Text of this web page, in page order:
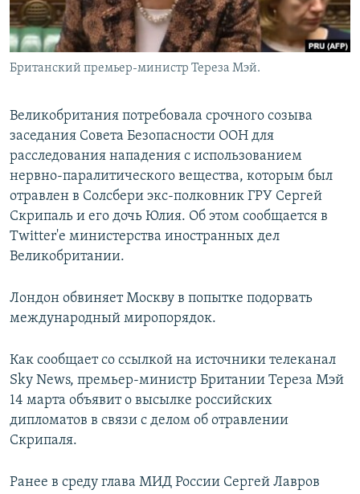
Британский премьер-министр Тереза Мэй.
Великобритания потребовала срочного созыва
заседания Совета Безопасности ООН для
расследования нападения с использованием
нервно-паралитического вещества, которым был
отравлен в Солсбери экс-полковник ГРУ Сергей
Скрипаль и его дочь Юлия. Об этом сообщается в
Twitter'е министерства иностранных дел
Великобритании.
Лондон обвиняет Москву в попытке подорвать
международный миропорядок.
Как сообщает со ссылкой на источники телеканал
Sky News, премьер-министр Британии Тереза Мэй
14 марта объявит о высылке российских
дипломатов в связи с делом об отравлении
Скрипаля.
Ранее в среду глава МИД России Сергей Лавров